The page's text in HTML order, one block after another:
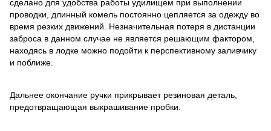
сделано для удобства работы удилищем при выполнении
проводки, длинный комель постоянно цепляется за одежду во
время резких движений. Незначительная потеря в дистанции
заброса в данном случае не является решающим фактором,
находясь в лодке можно подойти к перспективному заливчику
и поближе.
Дальнее окончание ручки прикрывает резиновая деталь,
предотвращающая выкрашивание пробки.